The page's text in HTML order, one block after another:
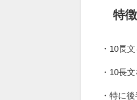
特徴
・10長
・10長
・特に